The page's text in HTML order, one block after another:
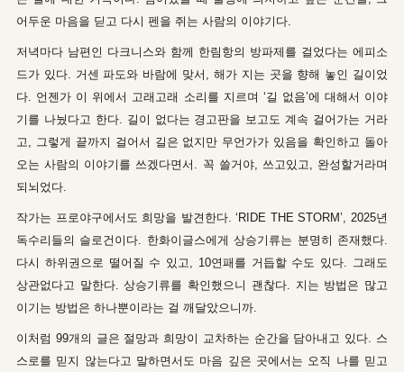
어두운 마음을 딛고 다시 펜을 쥐는 사람의 이야기다.
저녁마다 남편인 다크니스와 함께 한림항의 방파제를 걸었다는 에피소
드가 있다. 거센 파도와 바람에 맞서, 해가 지는 곳을 향해 놓인 길이었
다. 언젠가 이 위에서 고래고래 소리를 지르며 ‘길 없음’에 대해서 이야
기를 나눴다고 한다. 길이 없다는 경고판을 보고도 계속 걸어가는 거라
고, 그렇게 끝까지 걸어서 길은 없지만 무언가가 있음을 확인하고 돌아
오는 사람의 이야기를 쓰겠다면서. 꼭 쓸거야, 쓰고있고, 완성할거라며
되뇌었다.
작가는 프로야구에서도 희망을 발견한다. ‘RIDE THE STORM’, 2025년
독수리들의 슬로건이다. 한화이글스에게 상승기류는 분명히 존재했다.
다시 하위권으로 떨어질 수 있고, 10연패를 거듭할 수도 있다. 그래도
상관없다고 말한다. 상승기류를 확인했으니 괜찮다. 지는 방법은 많고
이기는 방법은 하나뿐이라는 걸 깨달았으니까.
이처럼 99개의 글은 절망과 희망이 교차하는 순간을 담아내고 있다. 스
스로를 믿지 않는다고 말하면서도 마음 깊은 곳에서는 오직 나를 믿고